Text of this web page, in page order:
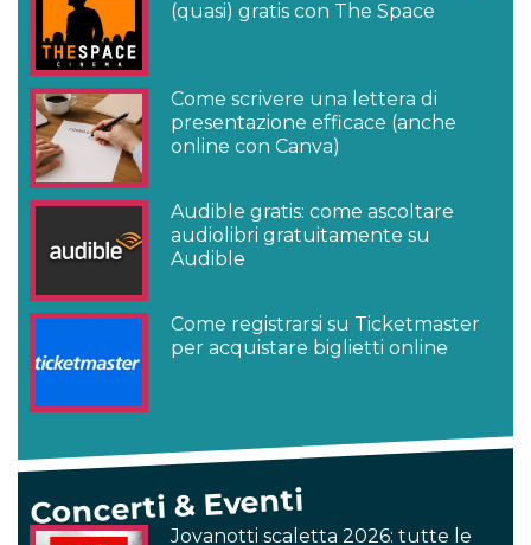
(quasi) gratis con The Space
Come scrivere una lettera di
presentazione efficace (anche
online con Canva)
Audible gratis: come ascoltare
audiolibri gratuitamente su
Audible
Come registrarsi su Ticketmaster
per acquistare biglietti online
Concerti & Eventi
Jovanotti scaletta 2026: tutte le